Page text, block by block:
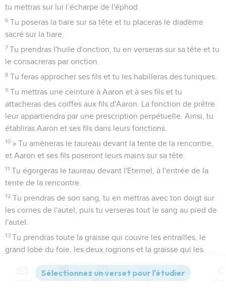
Versions Commentaires Strong
tu mettras sur lui l’écharpe de l'éphod.
6 Tu poseras la tiare sur sa tête et tu placeras le diadème
sacré sur la tiare.
7 Tu prendras l'huile d'onction, tu en verseras sur sa tête et tu
le consacreras par onction.
8 Tu feras approcher ses fils et tu les habilleras des tuniques.
9 Tu mettras une ceinture à Aaron et à ses fils et tu
attacheras des coiffes aux fils d'Aaron. La fonction de prêtre
leur appartiendra par une prescription perpétuelle. Ainsi, tu
établiras Aaron et ses fils dans leurs fonctions.
10 » Tu amèneras le taureau devant la tente de la rencontre,
et Aaron et ses fils poseront leurs mains sur sa tête.
11 Tu égorgeras le taureau devant l'Eternel, à l'entrée de la
tente de la rencontre.
12 Tu prendras de son sang, tu en mettras avec ton doigt sur
les cornes de l'autel, puis tu verseras tout le sang au pied de
l'autel.
13 Tu prendras toute la graisse qui couvre les entrailles, le
grand lobe du foie, les deux rognons et la graisse qui les
Mais tu brûleras au feu à l’extérieur du camp la viande du